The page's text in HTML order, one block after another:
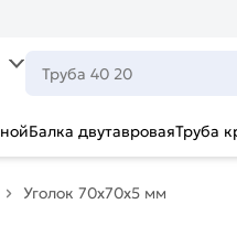
Балка двутавроваяТруба
Уголок 70х70х5 мм